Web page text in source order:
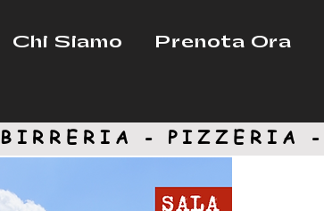
Chi Siamo Prenota Ora
BIRRERIA - PIZZERIA -